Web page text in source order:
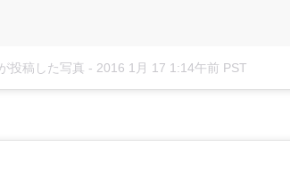
投稿した写真 - 2016 1月 17 1:14午前 PST